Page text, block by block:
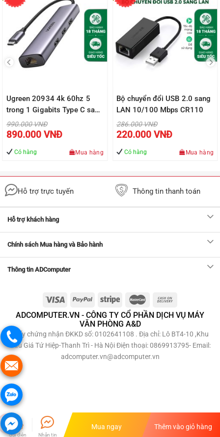
Ugreen 20934 4k 60hz 5
trong 1 Gigabits Type C sang
3 × USB3.0 + HDMI + RJ45
1000Mbps Bộ chuyển đổi
990.000VNĐ
Giá
gốc
là:
890.000 VNĐ
là:
890.000 VNĐ.
Có hàng Mua hàng
Bộ chuyển đổi USB 2.0 sang
LAN 10/100 Mbps CR110
286.000VNĐ
Giá
gốc
là:
220.000 VNĐ
là:
220.000
Có hàng Mua hàng
Gọi điện Nhắn tin
Mua ngay Thêm vào giỏ hàng
Hỗ trợ trực tuyến Thông tin thanh toán
Hỗ trợ khách hàng
Chính sách Mua hàng và Bảo hành
Thông tin ADComputer
ADCOMPUTER.VN - CÔNG TY CỔ PHẦN DỊCH VỤ MÁY
VĂN PHÒNG A&D
Giấy chứng nhận ĐKKD số: 0102641108 . Địa chỉ: Lô BT4-10 ,Khu
Đấu Giá Tứ Hiệp-Thanh Trì - Hà Nội Điện thoại: 0869913795- Email:
adcomputer.vn@adcomputer.vn